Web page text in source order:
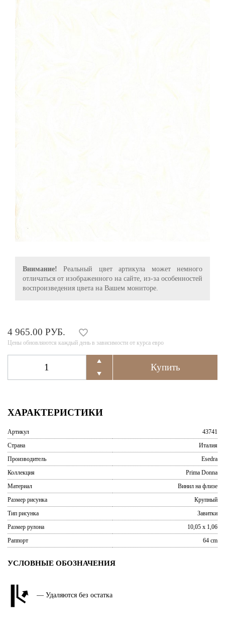
Внимание! Реальный цвет артикула может немного
отличаться от изображенного на сайте, из-за особенностей
воспроизведения цвета на Вашем мониторе.
4 965.00 РУБ.
Цены обновляются каждый день в зависимости от курса евро
ХАРАКТЕРИСТИКИ
Артикул
43741
Страна
Италия
Производитель
Esedra
Коллекция
Prima Donna
Материал
Винил на флизе
Размер рисунка
Крупный
Тип рисунка
Завитки
Размер рулона
10,05 x 1,06
Раппорт
64 cm
УСЛОВНЫЕ ОБОЗНАЧЕНИЯ
— Удаляются без остатка